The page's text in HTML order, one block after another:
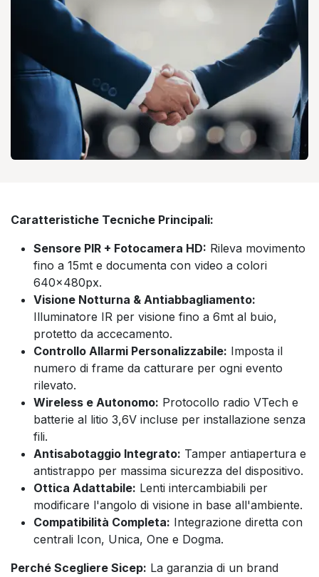
Caratteristiche Tecniche Principali:
Sensore PIR + Fotocamera HD: Rileva movimento
fino a 15mt e documenta con video a colori
640x480px.
Visione Notturna & Antiabbagliamento:
Illuminatore IR per visione fino a 6mt al buio,
protetto da accecamento.
Controllo Allarmi Personalizzabile: Imposta il
numero di frame da catturare per ogni evento
rilevato.
Wireless e Autonomo: Protocollo radio VTech e
batterie al litio 3,6V incluse per installazione senza
fili.
Antisabotaggio Integrato: Tamper antiapertura e
antistrappo per massima sicurezza del dispositivo.
Ottica Adattabile: Lenti intercambiabili per
modificare l'angolo di visione in base all'ambiente.
Compatibilità Completa: Integrazione diretta con
centrali Icon, Unica, One e Dogma.
Perché Scegliere Sicep: La garanzia di un brand